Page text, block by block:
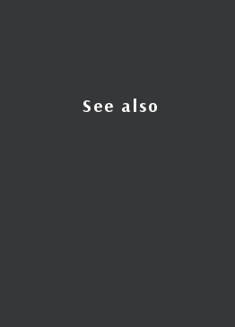
See also